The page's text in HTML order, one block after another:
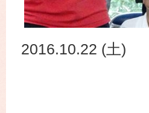
2016.10.22 (土)